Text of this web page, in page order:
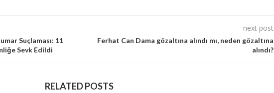
Suçlaması: 11
Sevk Edildi
next post
Ferhat Can Dama gözaltına alındı mı, neden gözaltına
alındı?
RELATED POSTS